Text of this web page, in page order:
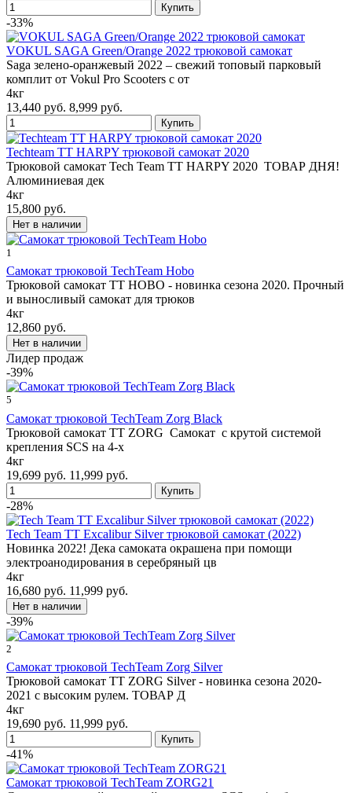
-33%
VOKUL SAGA Green/Orange 2022 трюковой самокат
Saga зелено-оранжевый 2022 – свежий топовый парковый
комплит от Vokul Pro Scooters c от
4кг
13,440 руб. 8,999 руб.
Techteam TT HARPY трюковой самокат 2020
Трюковой самокат Tech Team TT HARPY 2020 ТОВАР ДНЯ!
Алюминиевая дек
4кг
15,800 руб.
1
Самокат трюковой TechTeam Hobo
Трюковой самокат TT HOBO - новинка сезона 2020. Прочный
и выносливый самокат для трюков
4кг
12,860 руб.
Лидер продаж
-39%
5
Самокат трюковой TechTeam Zorg Black
Трюковой самокат TT ZORG Самокат с крутой системой
крепления SCS на 4-х
4кг
19,699 руб. 11,999 руб.
-28%
Tech Team TT Excalibur Silver трюковой самокат (2022)
Новинка 2022! Дека самоката окрашена при помощи
электроанодирования в серебряный цв
4кг
16,680 руб. 11,999 руб.
-39%
2
Самокат трюковой TechTeam Zorg Silver
Трюковой самокат TT ZORG Silver - новинка сезона 2020-
2021 с высоким рулем. ТОВАР Д
4кг
19,690 руб. 11,999 руб.
-41%
Самокат трюковой TechTeam ZORG21